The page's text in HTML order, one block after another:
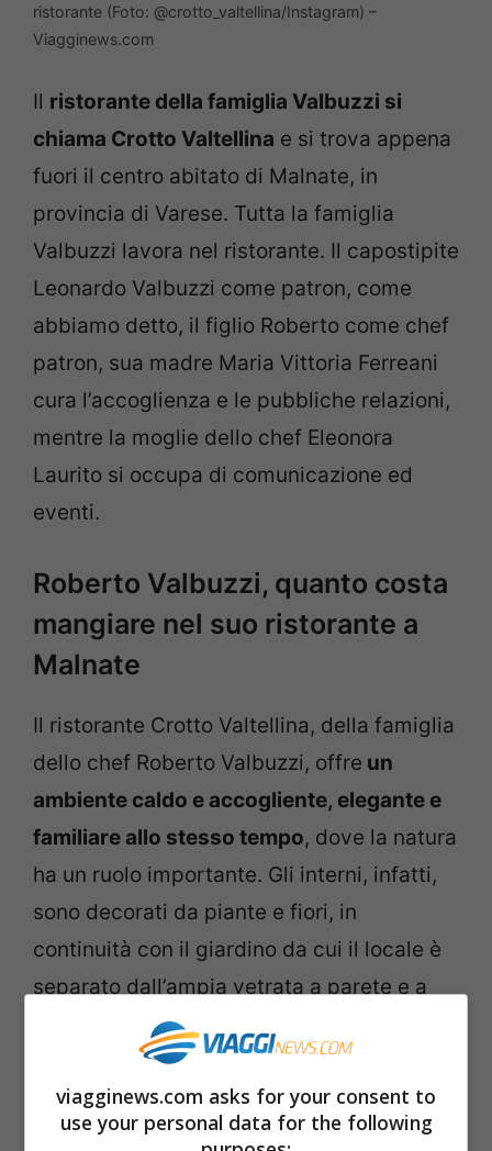
ristorante (Foto: @crotto_valtellina/Instagram) –
Viagginews.com
Il ristorante della famiglia Valbuzzi si
chiama Crotto Valtellina e si trova appena
fuori il centro abitato di Malnate, in
provincia di Varese. Tutta la famiglia
Valbuzzi lavora nel ristorante. Il capostipite
Leonardo Valbuzzi come patron, come
abbiamo detto, il figlio Roberto come chef
patron, sua madre Maria Vittoria Ferreani
cura l’accoglienza e le pubbliche relazioni,
mentre la moglie dello chef Eleonora
Laurito si occupa di comunicazione ed
eventi.
Roberto Valbuzzi, quanto costa
mangiare nel suo ristorante a
Malnate
Il ristorante Crotto Valtellina, della famiglia
dello chef Roberto Valbuzzi, offre un
ambiente caldo e accogliente, elegante e
familiare allo stesso tempo, dove la natura
ha un ruolo importante. Gli interni, infatti,
sono decorati da piante e fiori, in
continuità con il giardino da cui il locale è
separato dall’ampia vetrata a parete e a
soffitto della veranda. L’interno e l’esterno
condividono una parete rocciosa che
rende il ristorante un ambiente ancora più
naturale e pieno di fascino. Mentre il menù
viagginews.com asks for your consent to
use your personal data for the following